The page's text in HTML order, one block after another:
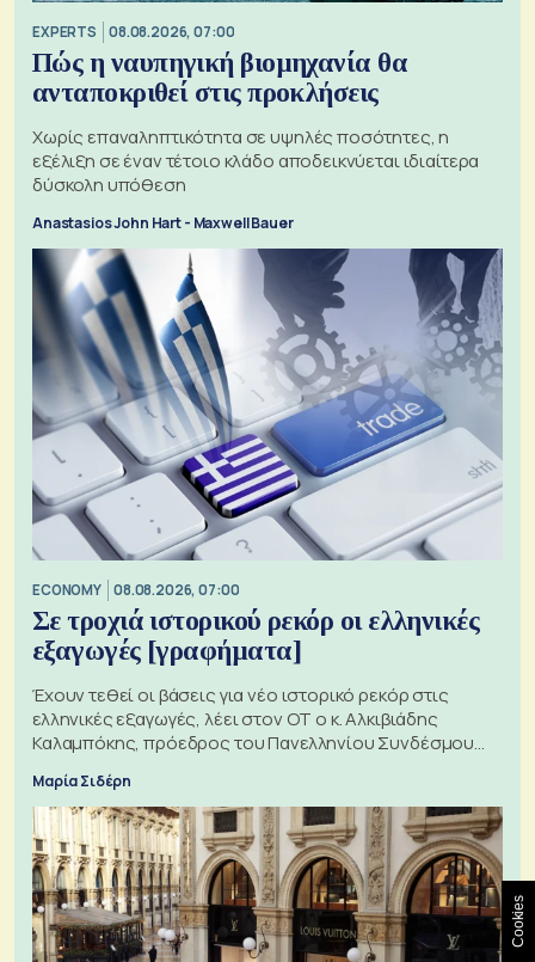
EXPERTS 08.08.2026, 07:00
Πώς η ναυπηγική βιομηχανία θα
ανταποκριθεί στις προκλήσεις
Χωρίς επαναληπτικότητα σε υψηλές ποσότητες, η
εξέλιξη σε έναν τέτοιο κλάδο αποδεικνύεται ιδιαίτερα
δύσκολη υπόθεση
Anastasios John Hart - Maxwell Bauer
ECONOMY 08.08.2026, 07:00
Σε τροχιά ιστορικού ρεκόρ οι ελληνικές
εξαγωγές [γραφήματα]
Έχουν τεθεί οι βάσεις για νέο ιστορικό ρεκόρ στις
ελληνικές εξαγωγές, λέει στον ΟΤ ο κ. Αλκιβιάδης
Καλαμπόκης, πρόεδρος του Πανελληνίου Συνδέσμου
Μαρία Σιδέρη
Cookies